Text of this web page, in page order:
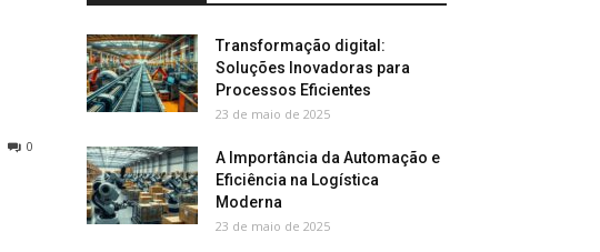
0
Transformação digital:
Soluções Inovadoras para
Processos Eficientes
23 de maio de 2025
A Importância da Automação e
Eficiência na Logística
Moderna
23 de maio de 2025